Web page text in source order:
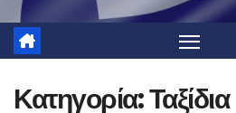
Κατηγορία:Ταξίδια